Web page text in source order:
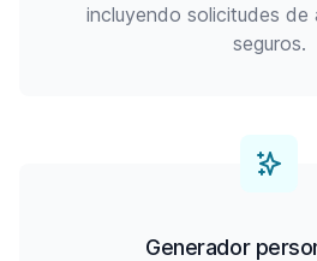
incluyendo solicitudes de
seguros.
Generador